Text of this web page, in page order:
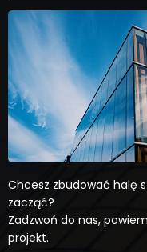
Chcesz zbudować halę
zacząć?
Zadzwoń do nas,
projekt.